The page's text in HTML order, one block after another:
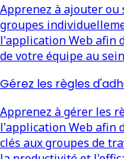
Apprenez à ajouter
groupes
l'application Web afin
de votre équipe au
Gérez les règles
Apprenez à gérer les
l'application Web afin
clés aux groupes de